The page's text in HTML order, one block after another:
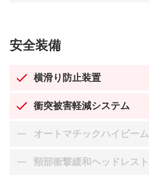
安全装備
横滑り防止装置
：装備あり
衝突被害軽減システム
：装備あり
オートマチックハイビーム
：装備なし
頸部衝撃緩和ヘッドレスト
：装備なし